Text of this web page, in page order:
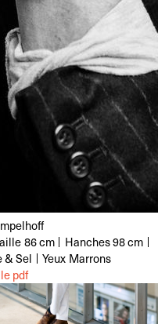
86 cm Hanches98 cm
& Sel Yeux Marrons
pdf